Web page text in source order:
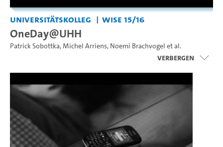
Universitätskolleg WiSe 15/16
OneDay@UHH
Patrick Sobottka,Michel Arriens, Noemi Brachvogel et al.
Verbergen